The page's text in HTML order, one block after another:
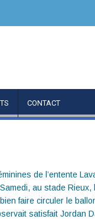
CONTACT
de l’entente
au stade
faire circuler le
satisfait Jordan